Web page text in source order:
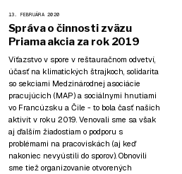
13. FEBRUÁRA 2020
Správa o činnosti zväzu
Priama akcia za rok 2019
Víťazstvo v spore v reštauračnom odvetví,
účasť na klimatických štrajkoch, solidarita
so sekciami Medzinárodnej asociácie
pracujúcich (MAP) a sociálnymi hnutiami
vo Francúzsku a Čile - to bola časť našich
aktivít v roku 2019. Venovali sme sa však
aj ďalším žiadostiam o podporu s
problémami na pracoviskách (aj keď
nakoniec nevyústili do sporov). Obnovili
sme tiež organizovanie otvorených